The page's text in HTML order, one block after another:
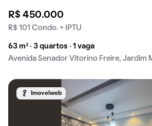
R$ 450.000
R$ 101 Condo. + IPTU
63 m² · 3 quartos · 1 vaga
Avenida Senador Vitorino Freire, Jardim
Imovelweb